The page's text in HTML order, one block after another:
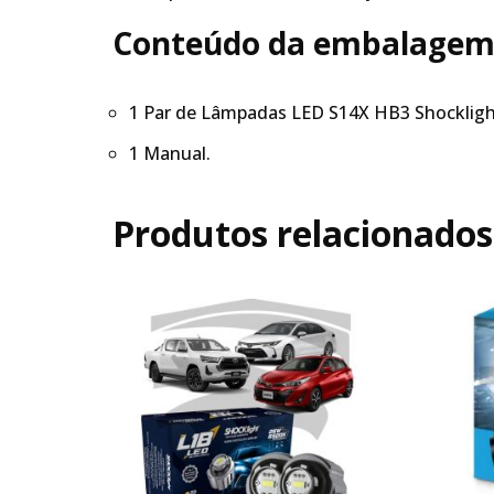
Conteúdo da
1 Par de Lâmpadas LED S14X HB3
1 Manual.
Produtos relacionados